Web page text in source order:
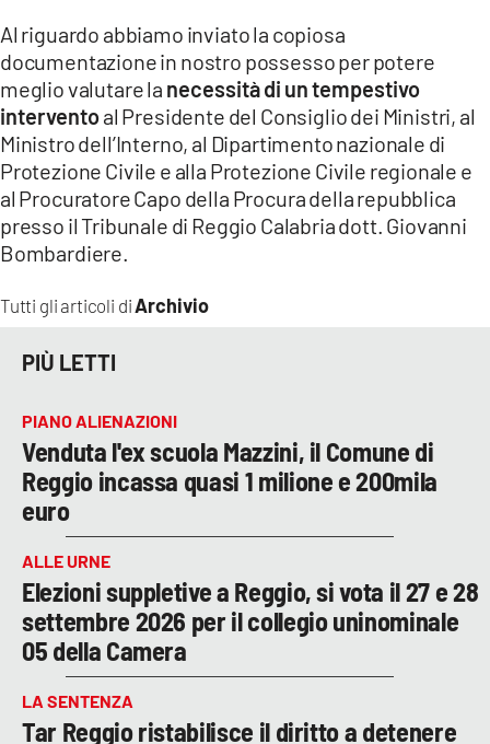
Tutti gli articoli diArchivio
Al riguardo abbiamo inviato la copiosa
documentazione in nostro possesso per potere
meglio valutare la necessità di un tempestivo
interventoal Presidente del Consiglio dei Ministri, al
Ministro dell’Interno, al Dipartimento nazionale di
Protezione Civile e alla Protezione Civile regionale e
al Procuratore Capo della Procura della repubblica
presso il Tribunale di Reggio Calabria dott. Giovanni
Bombardiere.
PIÙ LETTI
PIANO ALIENAZIONI
Venduta l'ex scuola Mazzini, il Comune di
Reggio incassa quasi 1 milione e 200mila
euro
ALLE URNE
Elezioni suppletive a Reggio, si vota il 27 e 28
settembre 2026 per il collegio uninominale
05 della Camera
LA SENTENZA
Tar Reggio ristabilisce il diritto a detenere